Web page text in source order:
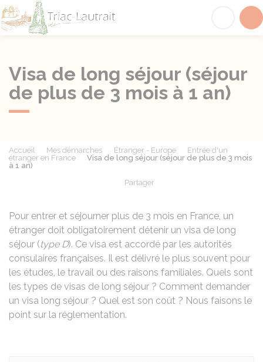
Visa de long séjour (séjour
de plus de 3 mois à 1 an)
Accueil Mes démarches Étranger - Europe
Entrée d'un
étranger en France
Visa de long séjour (séjour de plus de 3 mois
à 1 an)
Partager
Pour entrer et séjourner plus de 3 mois en France, un
étranger doit obligatoirement détenir un visa de long
séjour (type D). Ce visa est accordé par les autorités
consulaires françaises. Il est délivré le plus souvent pour
les études, le travail ou des raisons familiales. Quels sont
les types de visas de long séjour ? Comment demander
un visa long séjour ? Quel est son coût ? Nous faisons le
point sur la réglementation.